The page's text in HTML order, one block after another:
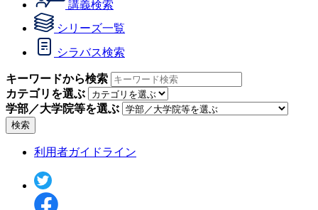
講義検索
シリーズ一覧
シラバス検索
キーワードから検索
カテゴリを選ぶ
学部／大学院等を選ぶ
検索
利用者ガイドライン